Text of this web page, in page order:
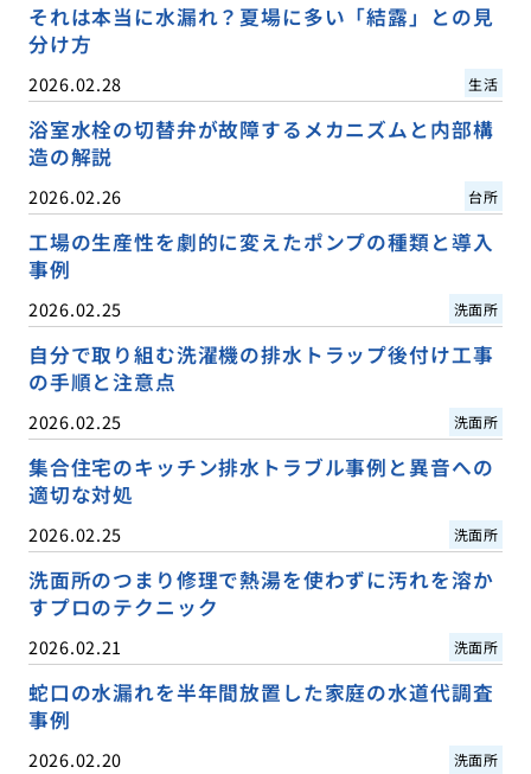
それは本当に水漏れ？夏場に多い「結露」との見
分け方
2026.02.28 生活
浴室水栓の切替弁が故障するメカニズムと内部構
造の解説
2026.02.26 台所
工場の生産性を劇的に変えたポンプの種類と導入
事例
2026.02.25 洗面所
自分で取り組む洗濯機の排水トラップ後付け工事
の手順と注意点
2026.02.25 洗面所
集合住宅のキッチン排水トラブル事例と異音への
適切な対処
2026.02.25 洗面所
洗面所のつまり修理で熱湯を使わずに汚れを溶か
すプロのテクニック
2026.02.21 洗面所
蛇口の水漏れを半年間放置した家庭の水道代調査
事例
2026.02.20 洗面所